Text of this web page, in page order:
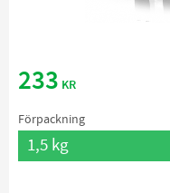
233 KR
Förpackning